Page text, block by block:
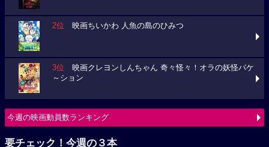
2位 映画ちいかわ 人魚の島のひみつ
3位 映画クレヨンしんちゃん 奇々怪々！オラの妖怪バケ
～ション
今週の映画動員数ランキング
要チェック！今週の３本